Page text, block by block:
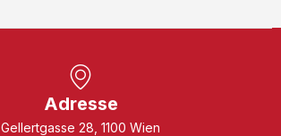
Adresse
Gellertgasse 28, 1100 Wien